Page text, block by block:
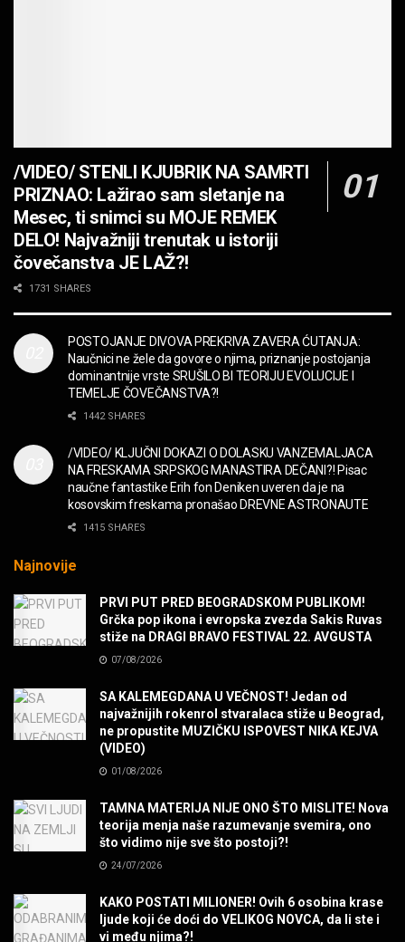
MUZIKA
OPASNO! ZZ TOP – Beer Drinkers and
Hellraisers
MUZIKA
“Missin’ Yo’ Kissin'” BILLY ZZ TOP
MUZIKA
FILM
MUZIKA
POVRATAK Iron Maiden The Writing On The Wall
SENIDAHHH!
MUZIKA
Miss You! Charlie Watts
MUZIKA
MUZIKA
/VIDEO/ STENLI KJUBRIK NA SAMRTI
PRIZNAO: Lažirao sam sletanje na
Mesec, ti snimci su MOJE REMEK
DELO! Najvažniji trenutak u istoriji
čovečanstva JE LAŽ?!
1731 SHARES
POSTOJANJE DIVOVA PREKRIVA ZAVERA ĆUTANJA:
Naučnici ne žele da govore o njima, priznanje postojanja
dominantnije vrste SRUŠILO BI TEORIJU EVOLUCIJE I
TEMELJE ČOVEČANSTVA?!
1442 SHARES
/VIDEO/ KLJUČNI DOKAZI O DOLASKU VANZEMALJACA
NA FRESKAMA SRPSKOG MANASTIRA DEČANI?! Pisac
naučne fantastike Erih fon Deniken uveren da je na
kosovskim freskama pronašao DREVNE ASTRONAUTE
1415 SHARES
Najnovije
PRVI PUT PRED BEOGRADSKOM PUBLIKOM!
Grčka pop ikona i evropska zvezda Sakis Ruvas
stiže na DRAGI BRAVO FESTIVAL 22. AVGUSTA
07/08/2026
SA KALEMEGDANA U VEČNOST! Jedan od
najvažnijih rokenrol stvaralaca stiže u Beograd,
ne propustite MUZIČKU ISPOVEST NIKA KEJVA
(VIDEO)
01/08/2026
TAMNA MATERIJA NIJE ONO ŠTO MISLITE! Nova
teorija menja naše razumevanje svemira, ono
što vidimo nije sve što postoji?!
24/07/2026
KAKO POSTATI MILIONER! Ovih 6 osobina krase
ljude koji će doći do VELIKOG NOVCA, da li ste i
vi među njima?!